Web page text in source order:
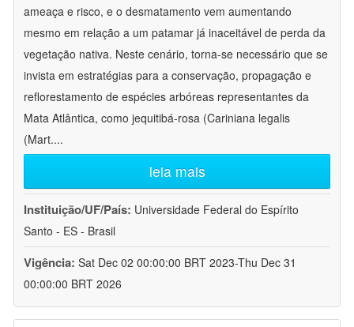
ameaça e risco, e o desmatamento vem aumentando
mesmo em relação a um patamar já inaceitável de perda da
vegetação nativa. Neste cenário, torna-se necessário que se
invista em estratégias para a conservação, propagação e
reflorestamento de espécies arbóreas representantes da
Mata Atlântica, como jequitibá-rosa (Cariniana legalis
(Mart....
leia mais
Instituição/UF/País: Universidade Federal do Espírito
Santo - ES - Brasil
Vigência: Sat Dec 02 00:00:00 BRT 2023-Thu Dec 31
00:00:00 BRT 2026